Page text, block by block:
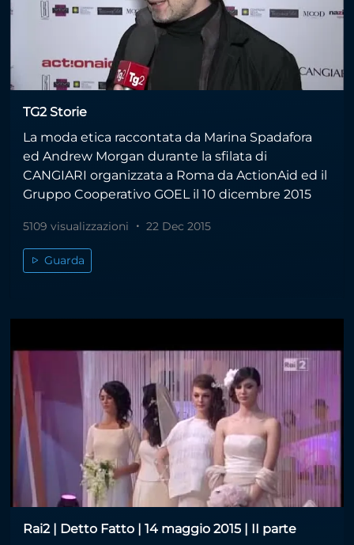
TG2 Storie
La moda etica raccontata da Marina Spadafora
ed Andrew Morgan durante la sfilata di
CANGIARI organizzata a Roma da ActionAid ed il
Gruppo Cooperativo GOEL il 10 dicembre 2015
5109 visualizzazioni 22 Dec 2015
Guarda
Rai2 | Detto Fatto | 14 maggio 2015 | II parte